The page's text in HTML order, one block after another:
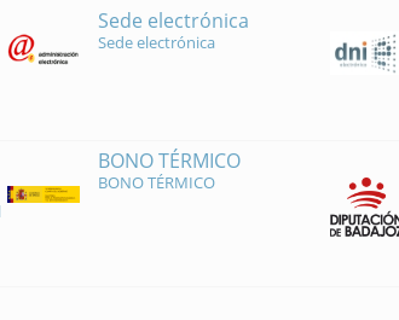
Sede electrónica
Sede electrónica
BONO TÉRMICO
BONO TÉRMICO